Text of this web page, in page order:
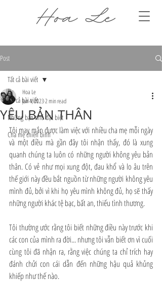
Post
Tất cả bài viết
Những bạn nhỏ đặc biệt
Cha mẹ chiến binh
Tất cả bài viết
YÊU BẢN THÂN
Hoa Le
Jun 4, 20232 min read
Tôi may mắn được làm việc với nhiều cha mẹ mỗi ngày
và một điều mà gần đây tôi nhận thấy, đó là xung
quanh chúng ta luôn có những người không yêu bản
thân. Có vẻ như mọi xung đột, đau khổ và lo âu trên
thế giới này đều bắt nguồn từ những người không yêu
mình đủ, bởi vì khi họ yêu mình không đủ, họ sẽ thấy
những người khác tệ bạc, bất an, thiếu tình thương.
Tôi thường ước rằng tôi biết những điều này trước khi
các con của mình ra đời... nhưng tôi vẫn biết ơn vì cuối
cùng tôi đã nhận ra, rằng việc chúng ta chỉ trích hay
đánh chửi con cái dẫn đến những hậu quả khủng
khiếp như thế nào.